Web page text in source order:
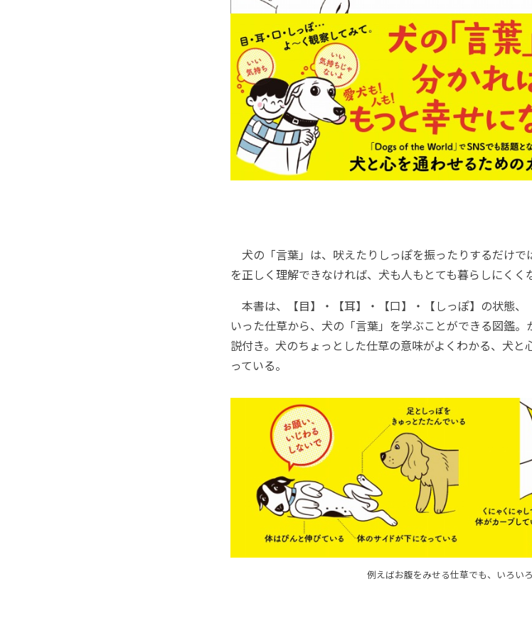
犬の「言葉」は、吠えたりしっぽを振ったりするだけで
を正しく理解できなければ、犬も人もとても暮らしにくく
本書は、【目】・【耳】・【口】・【しっぽ】の状態、
いった仕草から、犬の「言葉」を学ぶことができる図鑑
説付き。犬のちょっとした仕草の意味がよくわかる、犬
っている。
例えばお腹をみせる仕草でも、いろい